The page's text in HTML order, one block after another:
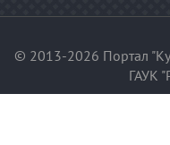
© 2013-2026 Портал
ГАУК